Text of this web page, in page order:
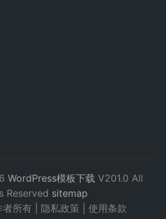
WordPress模板下载 V201.0 All
Reserved sitemap
所有 | 隐私政策 使用条款